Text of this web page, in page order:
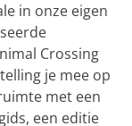
in onze eigen
Crossing
je mee op
met een
een editie